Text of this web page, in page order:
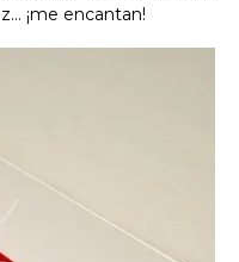
¡me encantan!